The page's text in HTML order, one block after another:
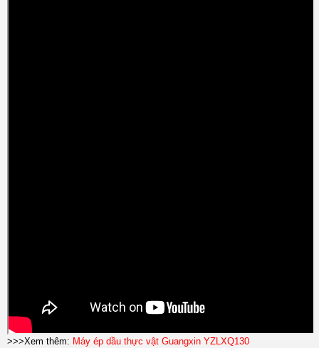
>>>Xem thêm: Máy ép dầu thực vật Guangxin YZLXQ130